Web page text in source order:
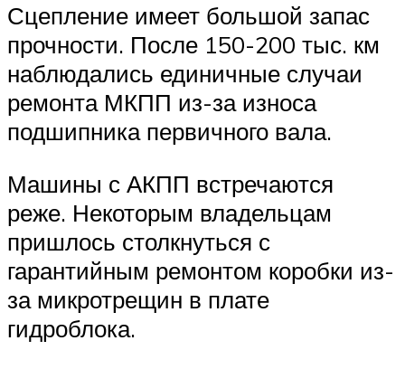
Сцепление имеет большой запас
прочности. После 150-200 тыс. км
наблюдались единичные случаи
ремонта МКПП из-за износа
подшипника первичного вала.
Машины с АКПП встречаются
реже. Некоторым владельцам
пришлось столкнуться с
гарантийным ремонтом коробки из-
за микротрещин в плате
гидроблока.